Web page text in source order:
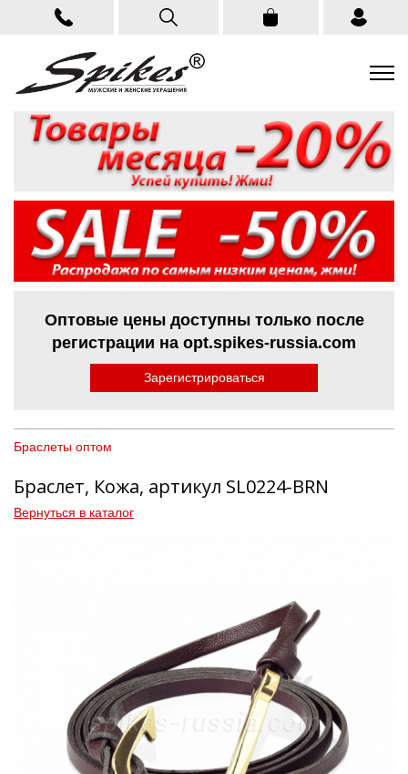
Оптовые цены доступны только после
регистрации на opt.spikes-russia.com
Зарегистрироваться
Браслеты оптом
Браслет, Кожа, артикул SL0224-BRN
Вернуться в каталог